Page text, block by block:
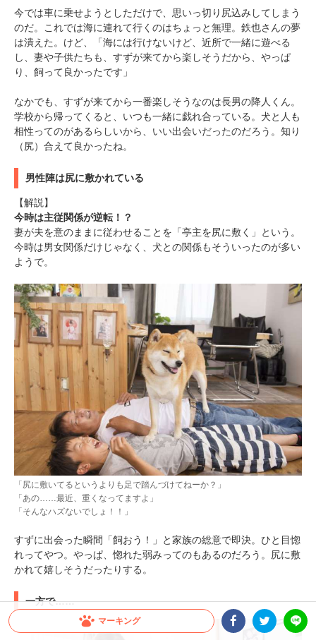
今では車に乗せようとしただけで、思いっ切り尻込みしてしまう
のだ。これでは海に連れて行くのはちょっと無理。鉄也さんの夢
は潰えた。けど、「海には行けないけど、近所で一緒に遊べる
し、妻や子供たちも、すずが来てから楽しそうだから、やっぱ
り、飼って良かったです」
なかでも、すずが来てから一番楽しそうなのは長男の降人くん。
学校から帰ってくると、いつも一緒に戯れ合っている。犬と人も
相性ってのがあるらしいから、いい出会いだったのだろう。知り
（尻）合えて良かったね。
男性陣は尻に敷かれている
【解説】
今時は主従関係が逆転！？
妻が夫を意のままに従わせることを「亭主を尻に敷く」という。
今時は男女関係だけじゃなく、犬との関係もそういったのが多い
ようで。
「尻に敷いてるというよりも足で踏んづけてねーか？」
「あの……最近、重くなってますよ」
「そんなハズないでしょ！！」
すずに出会った瞬間「飼おう！」と家族の総意で即決。ひと目惚
れってやつ。やっぱ、惚れた弱みってのもあるのだろう。尻に敷
かれて嬉しそうだったりする。
一方で……
マーキング